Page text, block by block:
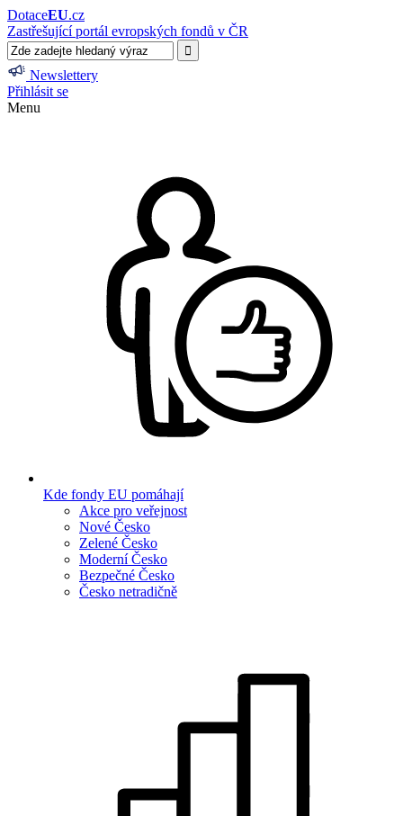
DotaceEU.cz
Zastřešující portál evropských fondů v ČR
Newslettery
Přihlásit se
Menu
Kde fondy EU pomáhají
Akce pro veřejnost
Nové Česko
Zelené Česko
Moderní Česko
Bezpečné Česko
Česko netradičně